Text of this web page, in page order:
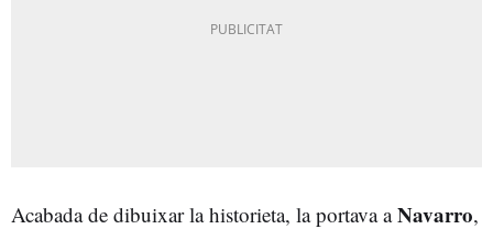
Acabada de dibuixar la historieta, la portava aNavarro,